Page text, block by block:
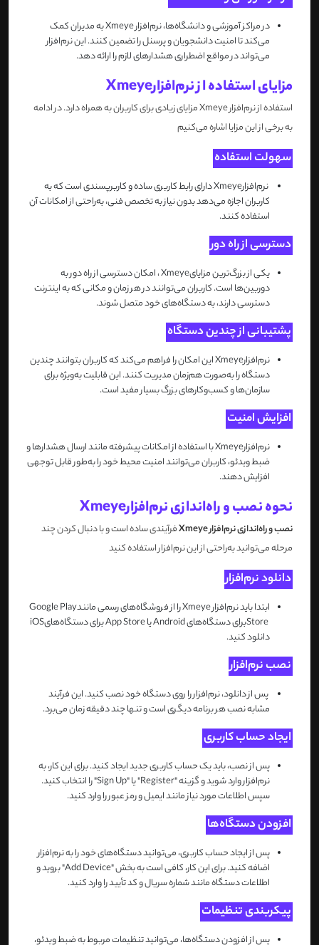
در مراکز آموزشی و دانشگاه‌ها، نرم‌افزارXmeyeبه مدیران کمک
می‌کند تا امنیت دانشجویان و پرسنل را تضمین کنند. این نرم‌افزار
می‌تواند در مواقع اضطراری هشدارهای لازم را ارائه دهد.
مزایای استفاده از نرم‌افزارXmeye
استفاده از نرم‌افزارXmeyeمزایای زیادی برای کاربران به همراه دارد. در ادامه
به برخی از این مزایا اشاره می‌کنیم
سهولت استفاده
نرم‌افزارXmeyeدارای رابط کاربری ساده و کاربرپسندی است که به
کاربران اجازه می‌دهد بدون نیاز به تخصص فنی، به‌راحتی از امکانات آن
استفاده کنند.
دسترسی از راه دور
یکی از بزرگ‌ترین مزایایXmeye، امکان دسترسی از راه دور به
دوربین‌ها است. کاربران می‌توانند در هر زمان و مکانی که به اینترنت
دسترسی دارند، به دستگاه‌های خود متصل شوند.
پشتیبانی از چندین دستگاه
نرم‌افزارXmeyeاین امکان را فراهم می‌کند که کاربران بتوانند چندین
دستگاه را به‌صورت هم‌زمان مدیریت کنند. این قابلیت به‌ویژه برای
سازمان‌ها و کسب‌وکارهای بزرگ بسیار مفید است.
افزایش امنیت
نرم‌افزارXmeyeبا استفاده از امکانات پیشرفته مانند ارسال هشدارها و
ضبط ویدئو، کاربران می‌توانند امنیت محیط خود را به‌طور قابل توجهی
افزایش دهند.
نحوه نصب و راه‌اندازی نرم‌افزارXmeye
نصب و راه‌اندازی نرم‌افزارXmeyeفرآیندی ساده است و با دنبال کردن چند
مرحله می‌توانید به‌راحتی از این نرم‌افزار استفاده کنید
دانلود نرم‌افزار
ابتدا باید نرم‌افزارXmeyeرا از فروشگاه‌های رسمی مانندGoogle Play
Storeبرای دستگاه‌هایAndroidیاApp Storeبرای دستگاه‌هایiOS
دانلود کنید.
نصب نرم‌افزار
پس از دانلود، نرم‌افزار را روی دستگاه خود نصب کنید. این فرآیند
مشابه نصب هر برنامه دیگری است و تنها چند دقیقه زمان می‌برد.
ایجاد حساب کاربری
پس از نصب، باید یک حساب کاربری جدید ایجاد کنید. برای این کار، به
نرم‌افزار وارد شوید و گزینه"Register"یا"Sign Up"را انتخاب کنید.
سپس اطلاعات مورد نیاز مانند ایمیل و رمز عبور را وارد کنید.
افزودن دستگاه‌ها
پس از ایجاد حساب کاربری، می‌توانید دستگاه‌های خود را به نرم‌افزار
اضافه کنید. برای این کار، کافی است به بخش"Add Device"بروید و
اطلاعات دستگاه مانند شماره سریال و کد تأیید را وارد کنید.
پیکربندی تنظیمات
پس از افزودن دستگاه‌ها، می‌توانید تنظیمات مربوط به ضبط ویدئو،